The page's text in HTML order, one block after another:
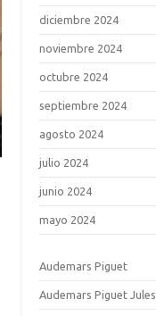
diciembre 2024
noviembre 2024
octubre 2024
septiembre 2024
agosto 2024
julio 2024
junio 2024
mayo 2024
Audemars Piguet
Audemars Piguet Jules